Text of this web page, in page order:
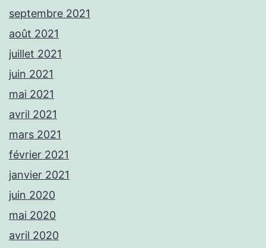
septembre 2021
août 2021
juillet 2021
juin 2021
mai 2021
avril 2021
mars 2021
février 2021
janvier 2021
juin 2020
mai 2020
avril 2020